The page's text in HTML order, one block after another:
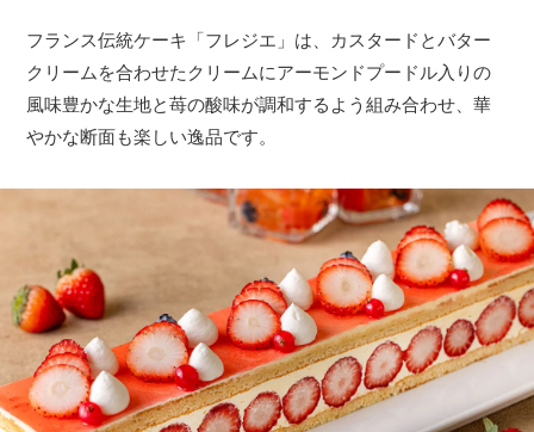
フランス伝統ケーキ「フレジエ」は、カスタードとバター
クリームを合わせたクリームにアーモンドプードル入りの
風味豊かな生地と苺の酸味が調和するよう組み合わせ、華
やかな断面も楽しい逸品です。